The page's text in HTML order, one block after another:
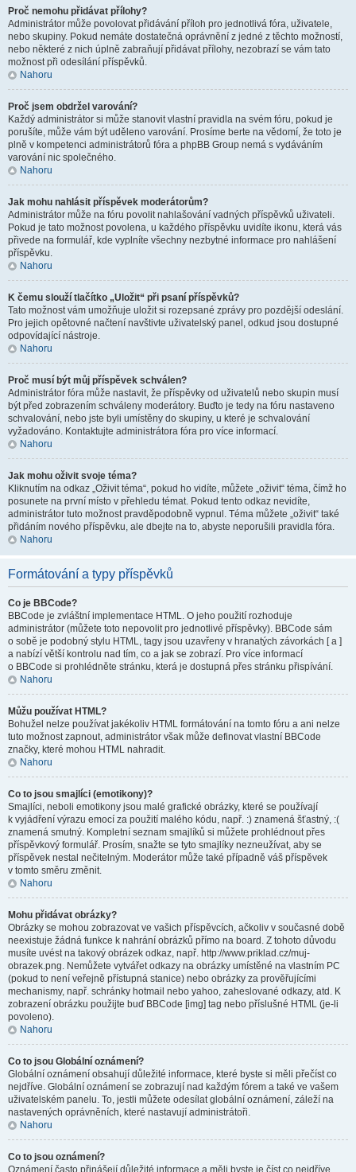
Proč nemohu přidávat přílohy?
Administrátor může povolovat přidávání příloh pro jednotlivá fóra, uživatele,
nebo skupiny. Pokud nemáte dostatečná oprávnění z jedné z těchto možností,
nebo některé z nich úplně zabraňují přidávat přílohy, nezobrazí se vám tato
možnost při odesílání příspěvků.
Nahoru
Proč jsem obdržel varování?
Každý administrátor si může stanovit vlastní pravidla na svém fóru, pokud je
porušíte, může vám být uděleno varování. Prosíme berte na vědomí, že toto je
plně v kompetenci administrátorů fóra a phpBB Group nemá s vydáváním
varování nic společného.
Nahoru
Jak mohu nahlásit příspěvek moderátorům?
Administrátor může na fóru povolit nahlašování vadných příspěvků uživateli.
Pokud je tato možnost povolena, u každého příspěvku uvidíte ikonu, která vás
přivede na formulář, kde vyplníte všechny nezbytné informace pro nahlášení
příspěvku.
Nahoru
K čemu slouží tlačítko „Uložit“ při psaní příspěvků?
Tato možnost vám umožňuje uložit si rozepsané zprávy pro pozdější odeslání.
Pro jejich opětovné načtení navštivte uživatelský panel, odkud jsou dostupné
odpovídající nástroje.
Nahoru
Proč musí být můj příspěvek schválen?
Administrátor fóra může nastavit, že příspěvky od uživatelů nebo skupin musí
být před zobrazením schváleny moderátory. Buďto je tedy na fóru nastaveno
schvalování, nebo jste byli umístěny do skupiny, u které je schvalování
vyžadováno. Kontaktujte administrátora fóra pro více informací.
Nahoru
Jak mohu oživit svoje téma?
Kliknutím na odkaz „Oživit téma“, pokud ho vidíte, můžete „oživit“ téma, čímž ho
posunete na první místo v přehledu témat. Pokud tento odkaz nevidíte,
administrátor tuto možnost pravděpodobně vypnul. Téma můžete „oživit“ také
přidáním nového příspěvku, ale dbejte na to, abyste neporušili pravidla fóra.
Nahoru
Formátování a typy příspěvků
Co je BBCode?
BBCode je zvláštní implementace HTML. O jeho použití rozhoduje
administrátor (můžete toto nepovolit pro jednotlivé příspěvky). BBCode sám
o sobě je podobný stylu HTML, tagy jsou uzavřeny v hranatých závorkách [ a ]
a nabízí větší kontrolu nad tím, co a jak se zobrazí. Pro více informací
o BBCode si prohlédněte stránku, která je dostupná přes stránku přispívání.
Nahoru
Můžu používat HTML?
Bohužel nelze používat jakékoliv HTML formátování na tomto fóru a ani nelze
tuto možnost zapnout, administrátor však může definovat vlastní BBCode
značky, které mohou HTML nahradit.
Nahoru
Co to jsou smajlíci (emotikony)?
Smajlíci, neboli emotikony jsou malé grafické obrázky, které se používají
k vyjádření výrazu emocí za použití malého kódu, např. :) znamená šťastný, :(
znamená smutný. Kompletní seznam smajlíků si můžete prohlédnout přes
příspěvkový formulář. Prosím, snažte se tyto smajlíky nezneužívat, aby se
příspěvek nestal nečitelným. Moderátor může také případně váš příspěvek
v tomto směru změnit.
Nahoru
Mohu přidávat obrázky?
Obrázky se mohou zobrazovat ve vašich příspěvcích, ačkoliv v současné době
neexistuje žádná funkce k nahrání obrázků přímo na board. Z tohoto důvodu
musíte uvést na takový obrázek odkaz, např. http://www.priklad.cz/muj-
obrazek.png. Nemůžete vytvářet odkazy na obrázky umístěné na vlastním PC
(pokud to není veřejně přístupná stanice) nebo obrázky za prověřujícími
mechanismy, např. schránky hotmail nebo yahoo, zaheslované odkazy, atd. K
zobrazení obrázku použijte buď BBCode [img] tag nebo příslušné HTML (je-li
povoleno).
Nahoru
Co to jsou Globální oznámení?
Globální oznámení obsahují důležité informace, které byste si měli přečíst co
nejdříve. Globální oznámení se zobrazují nad každým fórem a také ve vašem
uživatelském panelu. To, jestli můžete odesílat globální oznámení, záleží na
nastavených oprávněních, které nastavují administrátoři.
Nahoru
Co to jsou oznámení?
Oznámení často přinášejí důležité informace a měli byste je číst co nejdříve.